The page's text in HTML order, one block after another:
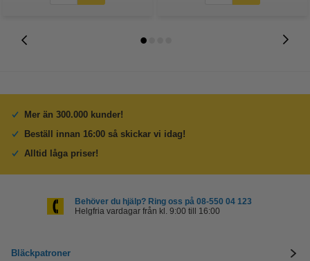
Mer än 300.000 kunder!
Beställ innan 16:00 så skickar vi idag!
Alltid låga priser!
Behöver du hjälp? Ring oss på 08-550 04 123
Helgfria vardagar från kl. 9:00 till 16:00
Bläckpatroner